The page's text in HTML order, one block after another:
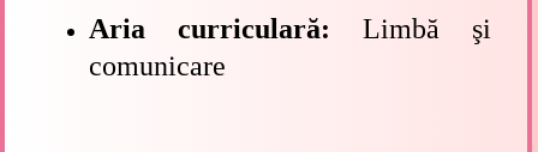
Aria curriculară: Limbă şi
comunicare